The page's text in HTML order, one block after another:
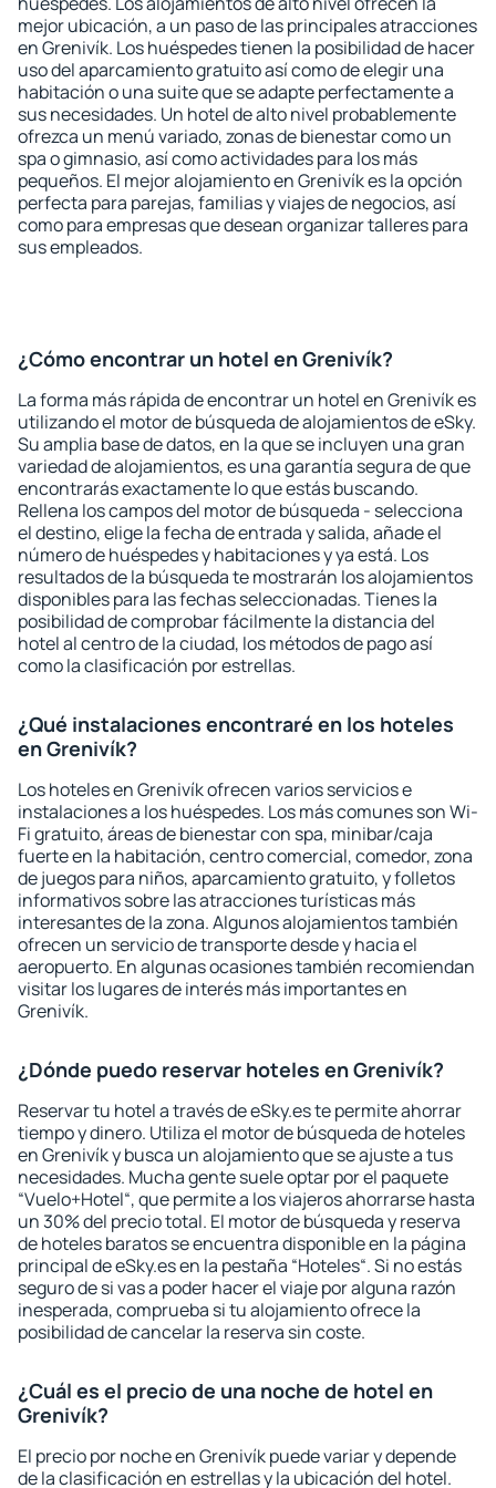
mejor ubicación, a un paso de las principales atracciones
en Grenivík. Los huéspedes tienen la posibilidad de hacer
uso del aparcamiento gratuito así como de elegir una
habitación o una suite que se adapte perfectamente a
sus necesidades. Un hotel de alto nivel probablemente
ofrezca un menú variado, zonas de bienestar como un
spa o gimnasio, así como actividades para los más
pequeños. El mejor alojamiento en Grenivík es la opción
perfecta para parejas, familias y viajes de negocios, así
como para empresas que desean organizar talleres para
sus empleados.
¿Cómo encontrar un hotel en Grenivík?
La forma más rápida de encontrar un hotel en Grenivík es
utilizando el motor de búsqueda de alojamientos de eSky.
Su amplia base de datos, en la que se incluyen una gran
variedad de alojamientos, es una garantía segura de que
encontrarás exactamente lo que estás buscando.
Rellena los campos del motor de búsqueda - selecciona
el destino, elige la fecha de entrada y salida, añade el
número de huéspedes y habitaciones y ya está. Los
resultados de la búsqueda te mostrarán los alojamientos
disponibles para las fechas seleccionadas. Tienes la
posibilidad de comprobar fácilmente la distancia del
hotel al centro de la ciudad, los métodos de pago así
como la clasificación por estrellas.
¿Qué instalaciones encontraré en los hoteles
en Grenivík?
Los hoteles en Grenivík ofrecen varios servicios e
instalaciones a los huéspedes. Los más comunes son Wi-
Fi gratuito, áreas de bienestar con spa, minibar/caja
fuerte en la habitación, centro comercial, comedor, zona
de juegos para niños, aparcamiento gratuito, y folletos
informativos sobre las atracciones turísticas más
interesantes de la zona. Algunos alojamientos también
ofrecen un servicio de transporte desde y hacia el
aeropuerto. En algunas ocasiones también recomiendan
visitar los lugares de interés más importantes en
Grenivík.
¿Dónde puedo reservar hoteles en Grenivík?
Reservar tu hotel a través de eSky.es te permite ahorrar
tiempo y dinero. Utiliza el motor de búsqueda de hoteles
en Grenivík y busca un alojamiento que se ajuste a tus
necesidades. Mucha gente suele optar por el paquete
“Vuelo+Hotel“, que permite a los viajeros ahorrarse hasta
un 30% del precio total. El motor de búsqueda y reserva
de hoteles baratos se encuentra disponible en la página
principal de eSky.es en la pestaña “Hoteles“. Si no estás
seguro de si vas a poder hacer el viaje por alguna razón
inesperada, comprueba si tu alojamiento ofrece la
posibilidad de cancelar la reserva sin coste.
¿Cuál es el precio de una noche de hotel en
Grenivík?
El precio por noche en Grenivík puede variar y depende
de la clasificación en estrellas y la ubicación del hotel.